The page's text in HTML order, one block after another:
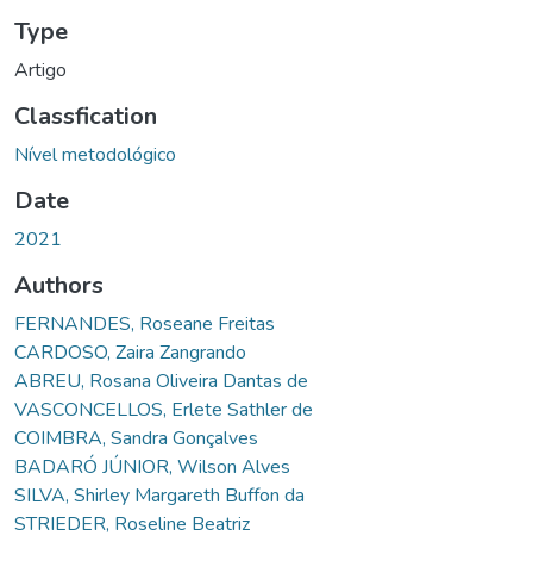
Type
Artigo
Classfication
Nível metodológico
Date
2021
Authors
FERNANDES, Roseane Freitas
CARDOSO, Zaira Zangrando
ABREU, Rosana Oliveira Dantas de
VASCONCELLOS, Erlete Sathler de
COIMBRA, Sandra Gonçalves
BADARÓ JÚNIOR, Wilson Alves
SILVA, Shirley Margareth Buffon da
STRIEDER, Roseline Beatriz